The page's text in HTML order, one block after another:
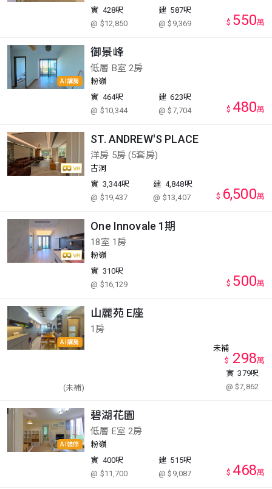
實 428呎
@ $12,850
建 587呎
@ $9,369
$ 550萬
AI講房
御景峰
低層 B室 2房
粉嶺
實 464呎
@ $10,344
建 623呎
@ $7,704
$ 480萬
ST. ANDREW'S PLACE
洋房 5房 (5套房)
古洞
實 3,344呎
@ $19,437
建 4,848呎
@ $13,407
$ 6,500萬
One Innovale 1期
18室 1房
粉嶺
實 310呎
@ $16,129
$ 500萬
AI講房
(未補)
山麗苑 E座
1房
實 379呎
@ $7,862
未補
$ 298萬
AI裝修
碧湖花園
低層 E室 2房
粉嶺
實 400呎
@ $11,700
建 515呎
@ $9,087
$ 468萬